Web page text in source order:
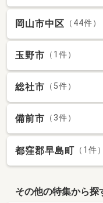
岡山市中区 （44件）
玉野市 （1件）
総社市 （5件）
備前市 （3件）
都窪郡早島町 （1件）
その他の特集から探